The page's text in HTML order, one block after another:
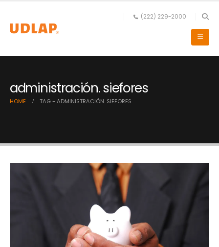
(222) 229-2000
administración. siefores
HOME TAG - ADMINISTRACIÓN. SIEFORES